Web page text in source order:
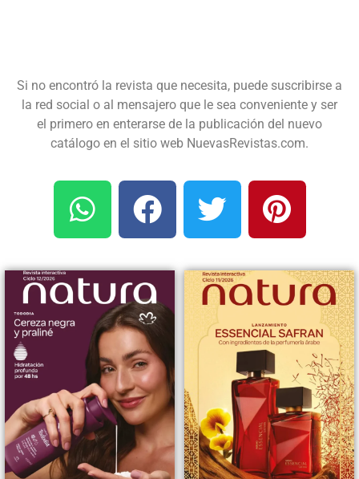
Si no encontró la revista que necesita, puede suscribirse a
la red social o al mensajero que le sea conveniente y ser
el primero en enterarse de la publicación del nuevo
catálogo en el sitio web NuevasRevistas.com.